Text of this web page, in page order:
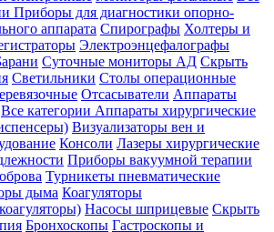
Приборы для диагностики опорно-
аппарата Спирографы Холтеры и
Электроэнцефалографы
Суточные мониторы АД Скрыть
Светильники Столы операционные
Отсасыватели Аппараты
Все категории Аппараты хирургические
Визуализаторы вен и
Консоли Лазеры хирургические
Приборы вакуумной терапии
Турникеты пневматические
дыма Коагуляторы
Насосы шприцевые Скрыть
Бронхоскопы Гастроскопы и